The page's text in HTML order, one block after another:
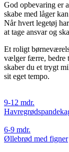
God opbevaring er
skabe med låger
Når hvert legetøj
at tage ansvar og
Et roligt
vælger færre, bedre
skaber du et trygt
sit eget tempo.
9-12 mdr.
6-9 mdr.
Øllebrød med figner